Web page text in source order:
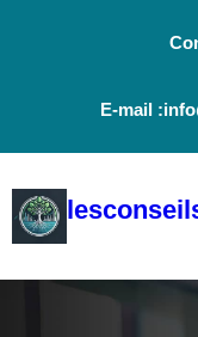
E-mail